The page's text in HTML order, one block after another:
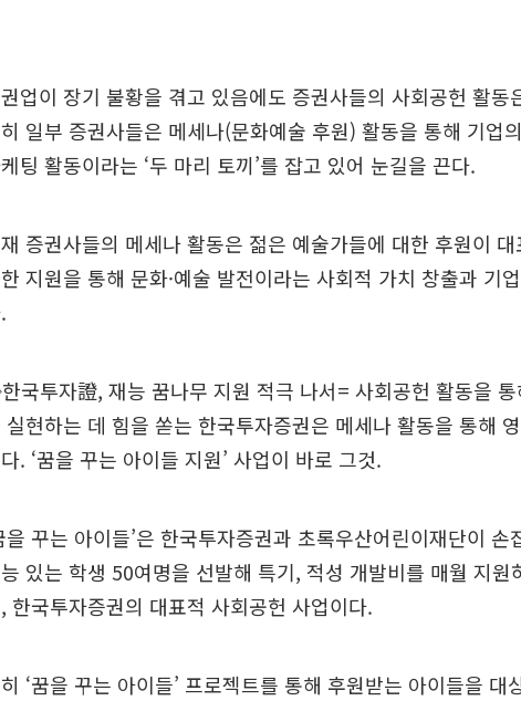
업이 장기 불황을 겪고 있음에도 증권사들의 사회공헌 활동
일부 증권사들은 메세나(문화예술 후원) 활동을 통해 기업
팅 활동이라는 ‘두 마리 토끼’를 잡고 있어 눈길을 끈다.
증권사들의 메세나 활동은 젊은 예술가들에 대한 후원이
지원을 통해 문화·예술 발전이라는 사회적 가치 창출과 기
국투자證, 재능 꿈나무 지원 적극 나서= 사회공헌 활동을
실현하는 데 힘을 쏟는 한국투자증권은 메세나 활동을 통해
. ‘꿈을 꾸는 아이들 지원’ 사업이 바로 그것.
을 꾸는 아이들’은 한국투자증권과 초록우산어린이재단이
있는 학생 50여명을 선발해 특기, 적성 개발비를 매월 지원
한국투자증권의 대표적 사회공헌 사업이다.
‘꿈을 꾸는 아이들’ 프로젝트를 통해 후원받는 아이들을 대